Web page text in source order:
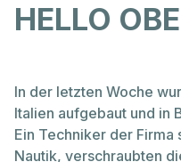
T+41 71 461 16 16
Öffnungszeiten
Montag bis Freitag
07.30 - 12:00 Uhr
HELLO
In der letzten Woche
Italien aufgebaut und in
Ein Techniker der
Nautik, verschraubten